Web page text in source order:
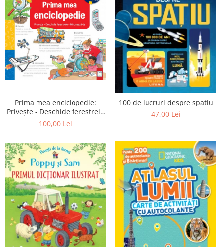
Prima mea enciclopedie:
Privește - Deschide ferestrele
- Minunează-te
100,00 Lei
100 de lucruri despre spațiu
47,00 Lei